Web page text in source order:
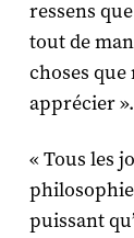
ressens
tout de
choses
apprécier ».
« Tous les
philosophie
puissant